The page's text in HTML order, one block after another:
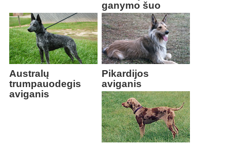
ganymo šuo
Australų
trumpauodegis
aviganis
Pikardijos
aviganis